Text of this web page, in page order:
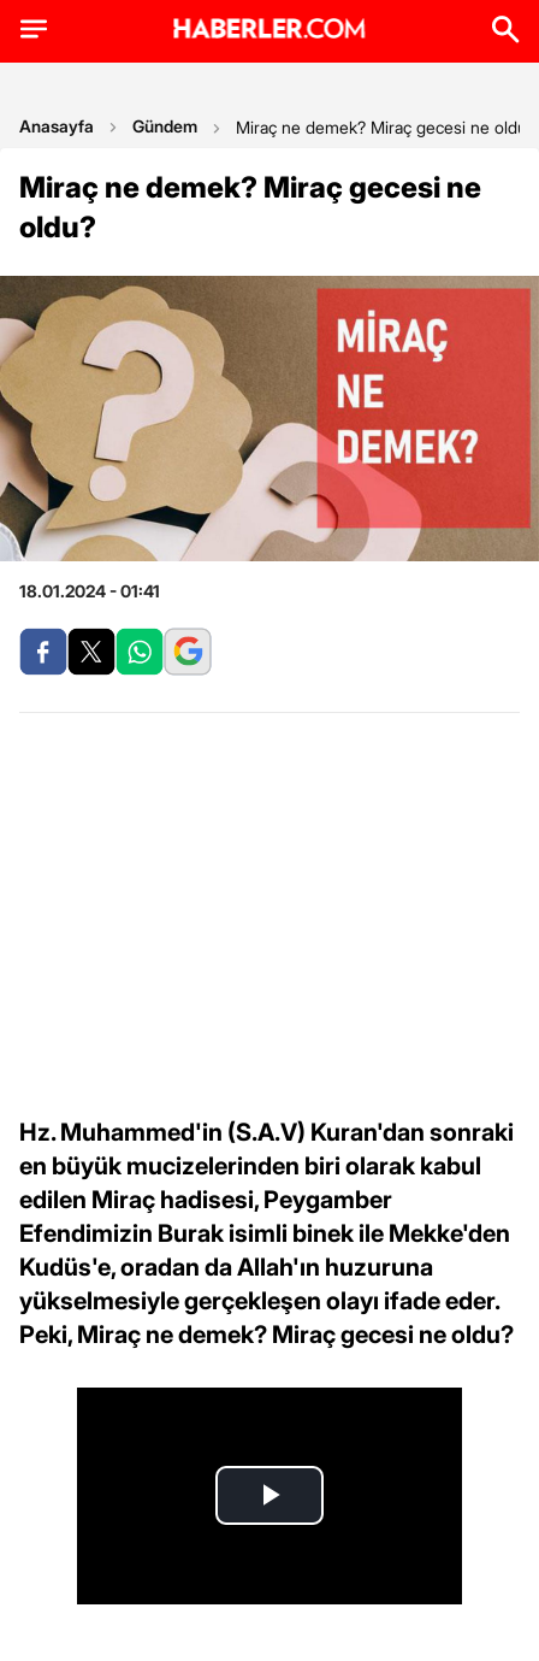
Anasayfa Gündem Miraç ne demek? Miraç gecesi ne oldu?
Miraç ne demek? Miraç gecesi ne
oldu?
18.01.2024 - 01:41
Hz. Muhammed'in (S.A.V) Kuran'dan sonraki
en büyük mucizelerinden biri olarak kabul
edilen Miraç hadisesi, Peygamber
Efendimizin Burak isimli binek ile Mekke'den
Kudüs'e, oradan da Allah'ın huzuruna
yükselmesiyle gerçekleşen olayı ifade eder.
Peki, Miraç ne demek? Miraç gecesi ne oldu?